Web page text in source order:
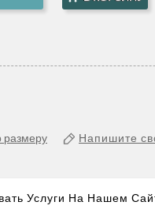
размеру Напишите
Услуги На Нашем